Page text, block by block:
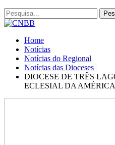
Home
Notícias
Notícias do Regional
Notícias das Dioceses
DIOCESE DE TRÊS
ECLESIAL DA